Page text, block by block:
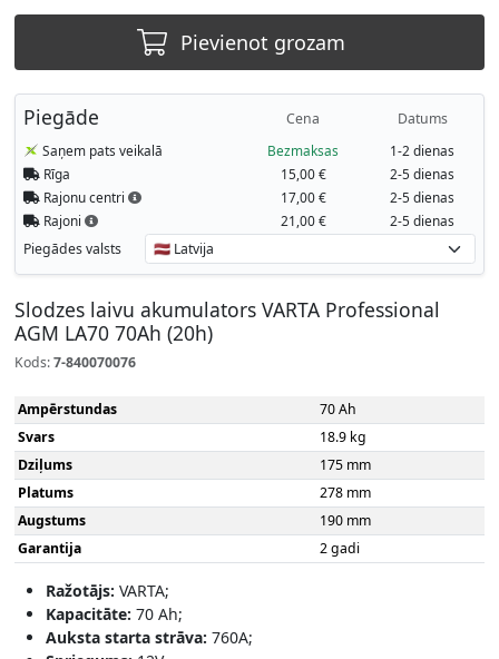
Pievienot grozam
Piegāde Cena Datums
Saņem pats veikalā Bezmaksas
1-2 dienas
Rīga
15,00 €
2-5 dienas
Rajonu centri
17,00 €
2-5 dienas
Rajoni
21,00 € 2-5 dienas
Piegādes valsts
Slodzes laivu akumulators VARTA Professional
AGM LA70 70Ah (20h)
Kods:7-840070076
Ampērstundas
70 Ah
Svars
18.9 kg
Dziļums
175 mm
Platums
278 mm
Augstums
190 mm
Garantija
2 gadi
Ražotājs: VARTA;
Kapacitāte: 70 Ah;
Auksta starta strāva: 760A;